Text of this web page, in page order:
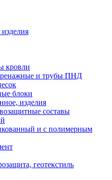
кровли
и трубы ПНД
блоки
изделия
составы
и с полимерным
геотекстиль